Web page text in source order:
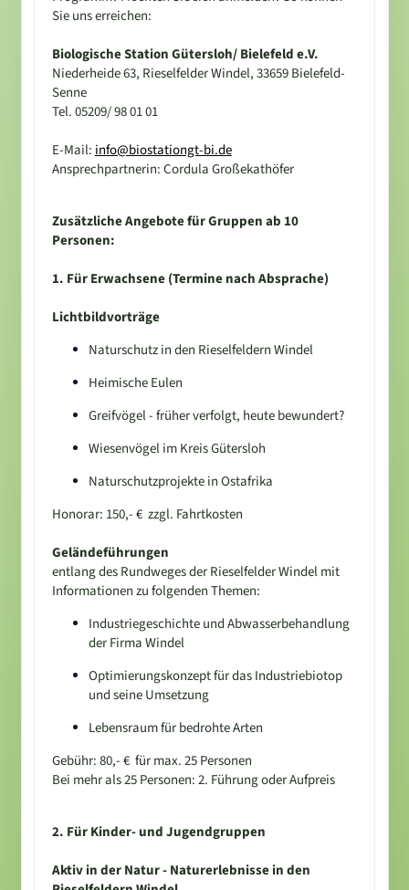
Sie uns erreichen:
Biologische Station Gütersloh/ Bielefeld e.V.
Niederheide 63, Rieselfelder Windel, 33659 Bielefeld-
Senne
Tel. 05209/ 98 01 01
E-Mail: info@biostationgt-bi.de
Ansprechpartnerin: Cordula Großekathöfer
Zusätzliche Angebote für Gruppen ab 10
Personen:
1. Für Erwachsene (Termine nach Absprache)
Lichtbildvorträge
Naturschutz in den Rieselfeldern Windel
Heimische Eulen
Greifvögel - früher verfolgt, heute bewundert?
Wiesenvögel im Kreis Gütersloh
Naturschutzprojekte in Ostafrika
Honorar: 150,- € zzgl. Fahrtkosten
Geländeführungen
entlang des Rundweges der Rieselfelder Windel mit
Informationen zu folgenden Themen:
Industriegeschichte und Abwasserbehandlung
der Firma Windel
Optimierungskonzept für das Industriebiotop
und seine Umsetzung
Lebensraum für bedrohte Arten
Gebühr: 80,- € für max. 25 Personen
Bei mehr als 25 Personen: 2. Führung oder Aufpreis
2. Für Kinder- und Jugendgruppen
Aktiv in der Natur - Naturerlebnisse in den